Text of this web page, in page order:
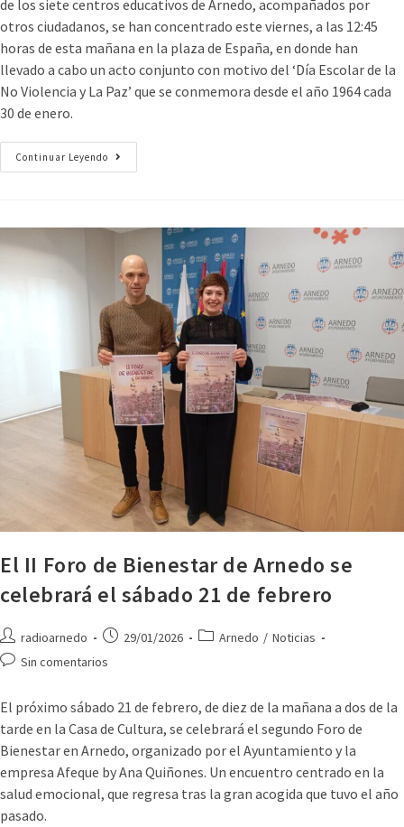
de los siete centros educativos de Arnedo, acompañados por
otros ciudadanos, se han concentrado este viernes, a las 12:45
horas de esta mañana en la plaza de España, en donde han
llevado a cabo un acto conjunto con motivo del ‘Día Escolar de la
No Violencia y La Paz’ que se conmemora desde el año 1964 cada
30 de enero.
Continuar Leyendo
El II Foro de Bienestar de Arnedo se
celebrará el sábado 21 de febrero
radioarnedo 29/01/2026 Arnedo / Noticias
Sin comentarios
El próximo sábado 21 de febrero, de diez de la mañana a dos de la
tarde en la Casa de Cultura, se celebrará el segundo Foro de
Bienestar en Arnedo, organizado por el Ayuntamiento y la
empresa Afeque by Ana Quiñones. Un encuentro centrado en la
salud emocional, que regresa tras la gran acogida que tuvo el año
pasado.